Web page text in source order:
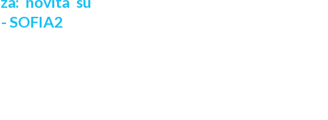
SOFIA2